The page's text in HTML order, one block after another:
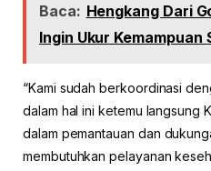
Baca: Hengkang Dari
Ingin Ukur Kemampuan
“Kami sudah berkoordinasi
dalam hal ini ketemu langsung
dalam pemantauan dan
membutuhkan pelayanan